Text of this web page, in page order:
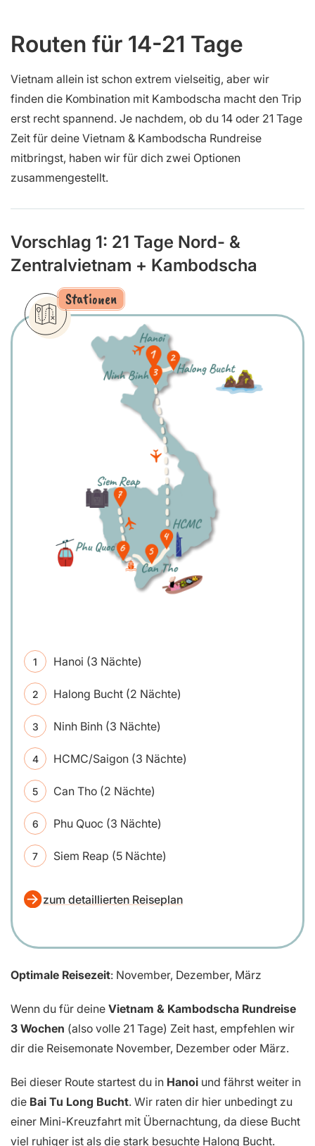
Routen für 14-21 Tage
Vietnam allein ist schon extrem vielseitig, aber wir
finden die Kombination mit Kambodscha macht den Trip
erst recht spannend. Je nachdem, ob du 14 oder 21 Tage
Zeit für deine Vietnam & Kambodscha Rundreise
mitbringst, haben wir für dich zwei Optionen
zusammengestellt.
Vorschlag 1: 21 Tage Nord- &
Zentralvietnam + Kambodscha
Stationen
Hanoi (3 Nächte)
Halong Bucht (2 Nächte)
Ninh Binh (3 Nächte)
HCMC/Saigon (3 Nächte)
Can Tho (2 Nächte)
Phu Quoc (3 Nächte)
Siem Reap (5 Nächte)
zum detaillierten Reiseplan
Optimale Reisezeit: November, Dezember, März
Wenn du für deine Vietnam & Kambodscha Rundreise
3 Wochen (also volle 21 Tage) Zeit hast, empfehlen wir
dir die Reisemonate November, Dezember oder März.
Bei dieser Route startest du in Hanoi und fährst weiter in
die Bai Tu Long Bucht. Wir raten dir hier unbedingt zu
einer Mini-Kreuzfahrt mit Übernachtung, da diese Bucht
viel ruhiger ist als die stark besuchte Halong Bucht.